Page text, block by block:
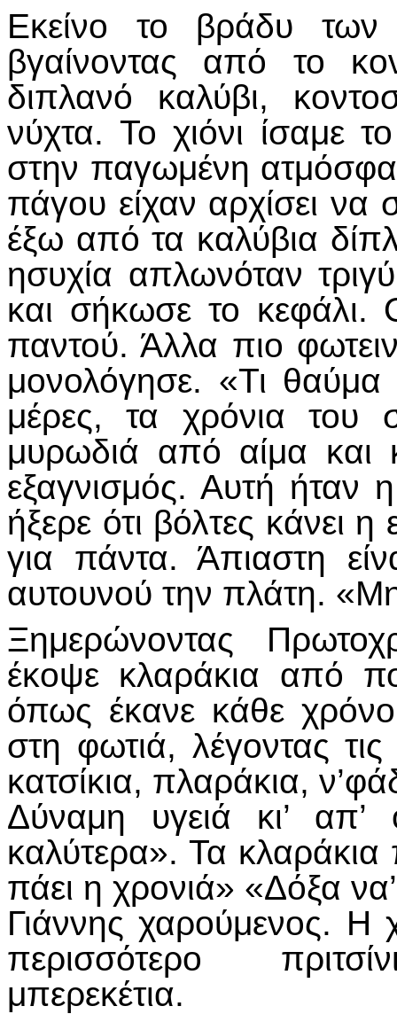
Εκείνο το βράδυ των
βγαίνοντας από το
διπλανό καλύβι,
νύχτα. Το χιόνι ίσαμε
στην παγωμένη
πάγου είχαν αρχίσει να
έξω από τα καλύβια
ησυχία απλωνόταν
και σήκωσε το κεφάλι.
παντού. Άλλα πιο
μονολόγησε. «Τι θαύμα
μέρες, τα χρόνια του
μυρωδιά από αίμα και
εξαγνισμός. Αυτή ήταν
ήξερε ότι βόλτες κάνει
για πάντα. Άπιαστη
αυτουνού την πλάτη.
Ξημερώνοντας
έκοψε κλαράκια από
όπως έκανε κάθε
στη φωτιά, λέγοντας
κατσίκια, πλαράκια,
Δύναμη υγειά κι’
καλύτερα». Τα κλαράκια
πάει η χρονιά» «Δόξα
Γιάννης χαρούμενος.
περισσότερο
μπερεκέτια.